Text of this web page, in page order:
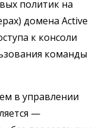
политик на
домена Active
к консоли
команды
в управлении
—